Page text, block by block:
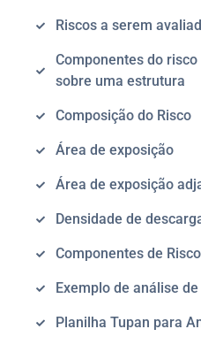
Riscos a serem
Componentes do
sobre uma estrutura
Composição do Risco
Área de exposição
Área de exposição
Densidade de
Componentes de Risco
Exemplo de análise de
Planilha Tupan para